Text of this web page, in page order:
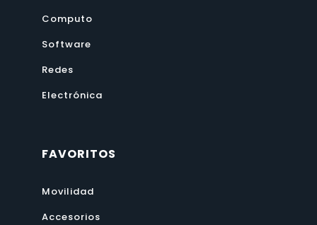
Computo
Software
Redes
Electrónica
FAVORITOS
Movilidad
Accesorios